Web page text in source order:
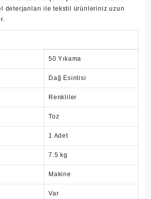
deterjanları ile tekstil ürünleriniz uzun
50 Yıkama
Dağ Esintisi
Renkliler
Toz
1 Adet
7.5 kg
Makine
Var